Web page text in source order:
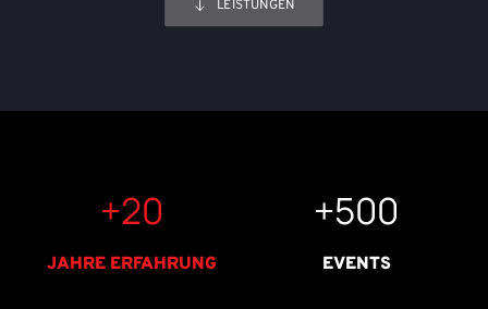
LEISTUNGEN
+20
JAHRE ERFAHRUNG
+500
EVENTS